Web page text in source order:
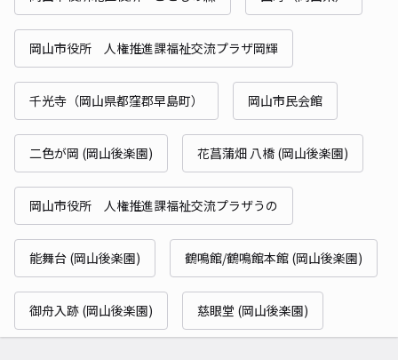
岡山市役所 人権推進課福祉交流プラザ岡輝
千光寺（岡山県都窪郡早島町） 岡山市民会館
二色が岡 (岡山後楽園) 花菖蒲畑 八橋 (岡山後楽園)
岡山市役所 人権推進課福祉交流プラザうの
能舞台 (岡山後楽園) 鶴鳴館/鶴鳴館本館 (岡山後楽園)
御舟入跡 (岡山後楽園) 慈眼堂 (岡山後楽園)